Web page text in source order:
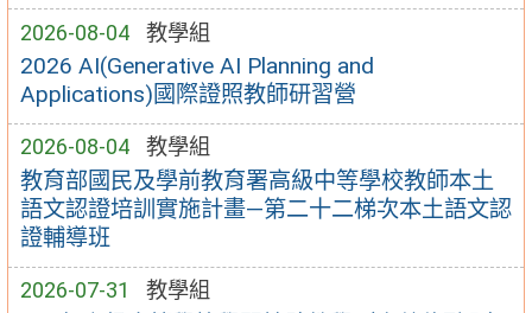
2026-08-04 教學組
2026 AI(Generative AI Planning and
Applications)國際證照教師研習營
2026-08-04 教學組
教育部國民及學前教育署高級中等學校教師本土
語文認證培訓實施計畫—第二十二梯次本土語文認
證輔導班
2026-07-31 教學組